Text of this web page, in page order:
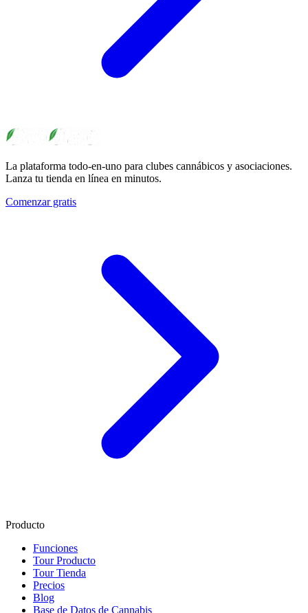
La plataforma todo-en-uno para clubes cannábicos y asociaciones.
Lanza tu tienda en línea en minutos.
Comenzar gratis
Producto
Funciones
Tour Producto
Tour Tienda
Precios
Blog
Base de Datos de Cannabis